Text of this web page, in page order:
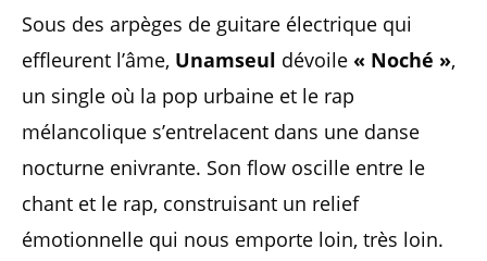
Sous des arpèges de guitare électrique qui
effleurent l’âme, Unamseul dévoile « Noché »,
un single où la pop urbaine et le rap
mélancolique s’entrelacent dans une danse
nocturne enivrante. Son flow oscille entre le
chant et le rap, construisant un relief
émotionnelle qui nous emporte loin, très loin.